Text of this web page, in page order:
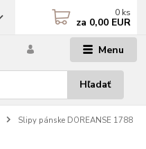
Menu
Hľadať
0 ks
za 0,00 EUR
Slipy pánske DOREANSE 1788